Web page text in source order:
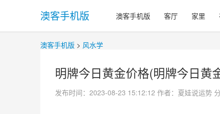
澳客手机版 澳客手机版 客厅 家里
澳客手机版 > 风水学
明牌今日黄金价格(明牌今日黄
发布时间：2023-08-23 15:12:12 作者：夏娃说运势